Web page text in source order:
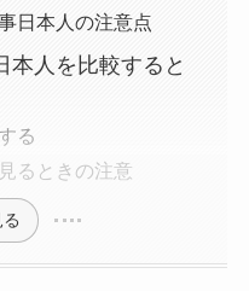
日本人の注意点
本人を比較すると
る
るときの注意